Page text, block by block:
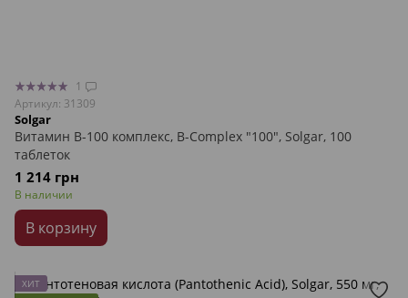
1
Артикул: 31309
Solgar
Витамин В-100 комплекс, B-Complex "100", Solgar, 100
таблеток
1 214 грн
В наличии
В корзину
ХИТ